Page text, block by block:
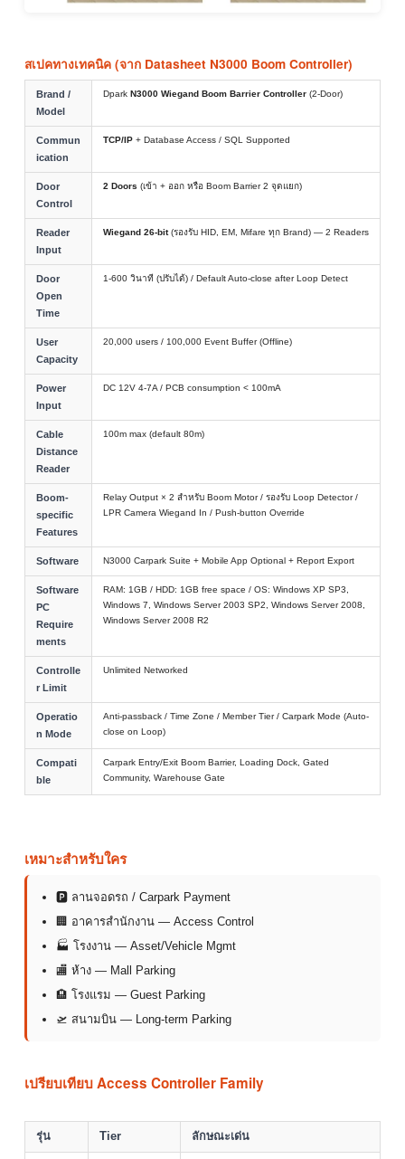
สเปคทางเทคนิค (จาก Datasheet N3000 Boom Controller)
Brand /
Model
Dpark N3000 Wiegand Boom Barrier Controller (2-Door)
Commun
ication
TCP/IP + Database Access / SQL Supported
Door
Control
2 Doors (เข้า + ออก หรือ Boom Barrier 2 จุดแยก)
Reader
Input
Wiegand 26-bit(รองรับ HID, EM, Mifare ทุก Brand) — 2 Readers
Door
Open
Time
1-600 วินาที (ปรับได้) / Default Auto-close after Loop Detect
User
Capacity
20,000 users / 100,000 Event Buffer (Offline)
Power
Input
DC 12V 4-7A / PCB consumption < 100mA
Cable
Distance
Reader
100m max (default 80m)
Boom-
specific
Features
Relay Output × 2 สำหรับ Boom Motor / รองรับ Loop Detector /
LPR Camera Wiegand In / Push-button Override
Software N3000 Carpark Suite + Mobile App Optional + Report Export
Software
PC
Require
ments
RAM: 1GB / HDD: 1GB free space / OS: Windows XP SP3,
Windows 7, Windows Server 2003 SP2, Windows Server 2008,
Windows Server 2008 R2
Controlle
r Limit
Unlimited Networked
Operatio
n Mode
Anti-passback / Time Zone / Member Tier / Carpark Mode (Auto-
close on Loop)
Compati
ble
Carpark Entry/Exit Boom Barrier, Loading Dock, Gated
Community, Warehouse Gate
เหมาะสำหรับใคร
🅿 ลานจอดรถ / Carpark Payment
🏢 อาคารสำนักงาน — Access Control
🏭 โรงงาน — Asset/Vehicle Mgmt
🏬 ห้าง — Mall Parking
🏨 โรงแรม — Guest Parking
🛫 สนามบิน — Long-term Parking
เปรียบเทียบ Access Controller Family
รุ่น Tier ลักษณะเด่น